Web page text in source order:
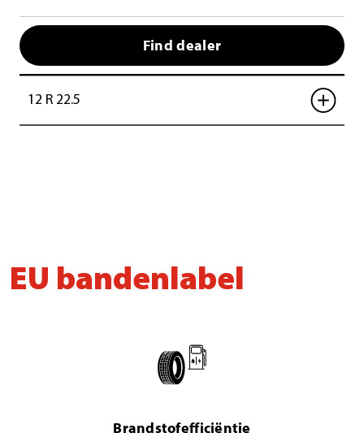
Find dealer
12 R 22.5
EU bandenlabel
Brandstofefficiëntie